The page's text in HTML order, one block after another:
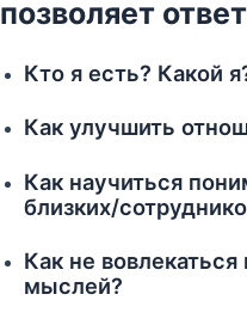
позволяет
Кто я есть? Какой
Как улучшить
Как научиться
близких/
Как не вовлекаться
мыслей?